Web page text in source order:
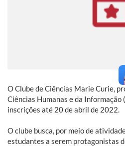
O Clube de Ciências Marie Curie,
Ciências Humanas e da Informação
inscrições até 20 de abril de 2022.
O clube busca, por meio de
estudantes a serem protagonistas